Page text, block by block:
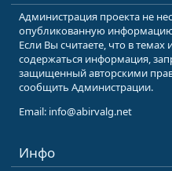
Администрация проекта не
опубликованную информацию
Если Вы считаете, что в
содержаться информация,
защищенный авторскими
сообщить Администрации.
Email: info@abirvalg.net
Инфо